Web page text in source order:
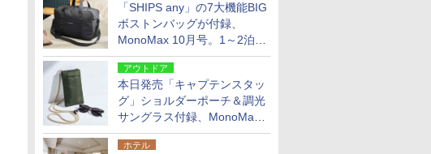
「SHIPS any」の7大機能BIG
ボストンバッグが付録、
MonoMax 10月号。1～2泊の
荷物、キャリーオンも可能
アウトドア
本日発売「キャプテンスタッ
グ」ショルダーポーチ＆調光
サングラス付録、MonoMax
9月号増刊
ホテル